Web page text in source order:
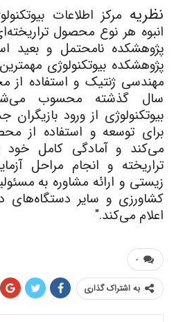
نظریه مرکز اطلاعات
انبوه هر نوع محصول
پژوهشکده نامحتمل و بعید
پژوهشکده بیوتکنولوژی
سال گذشته محسوب
بیوتکنولوژی از ورود
برای توسعه و استفاده از
می‌کند و آمادگی کامل خود
تراریخته و انجام مراحل
زیستی و ارائه مشاوره به
کشاورزی و سایر
اعلام می‌کند."
۰
به اشتراک گذاری